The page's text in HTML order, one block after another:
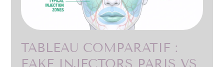
TABLEAU COMPARATIF :
FAKE INJECTORS PARIS VS